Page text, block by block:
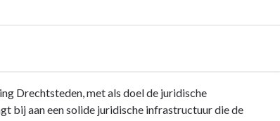
Drechtsteden, met als doel de juridische
bij aan een solide juridische infrastructuur die de